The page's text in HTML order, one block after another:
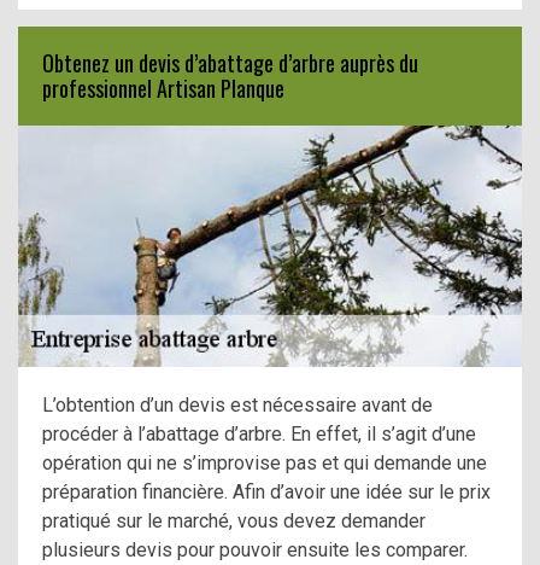
Obtenez un devis d’abattage d’arbre auprès du
professionnel Artisan Planque
L’obtention d’un devis est nécessaire avant de
procéder à l’abattage d’arbre. En effet, il s’agit d’une
opération qui ne s’improvise pas et qui demande une
préparation financière. Afin d’avoir une idée sur le prix
pratiqué sur le marché, vous devez demander
plusieurs devis pour pouvoir ensuite les comparer.